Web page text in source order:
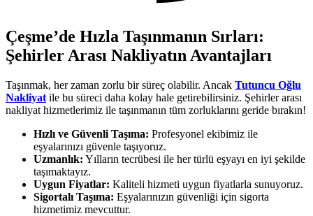
Çeşme’de Hızla Taşınmanın Sırları:
Şehirler Arası Nakliyatın Avantajları
Taşınmak, her zaman zorlu bir süreç olabilir. Ancak Tutuncu Oğlu
Nakliyat ile bu süreci daha kolay hale getirebilirsiniz. Şehirler arası
nakliyat hizmetlerimiz ile taşınmanın tüm zorluklarını geride bırakın!
Hızlı ve Güvenli Taşıma: Profesyonel ekibimiz ile
eşyalarınızı güvenle taşıyoruz.
Uzmanlık: Yılların tecrübesi ile her türlü eşyayı en iyi şekilde
taşımaktayız.
Uygun Fiyatlar: Kaliteli hizmeti uygun fiyatlarla sunuyoruz.
Sigortalı Taşıma: Eşyalarınızın güvenliği için sigorta
hizmetimiz mevcuttur.